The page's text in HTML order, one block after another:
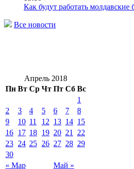
Как будут работать
Все новости
Апрель 2018
Пн Вт Ср Чт Пт Сб Вс
« Мар Май »
1
2
3 4 5 6 7
8
9
10 11 12 13 14 15
16 17 18 19 20 21
22
23 24 25 26 27 28 29
30